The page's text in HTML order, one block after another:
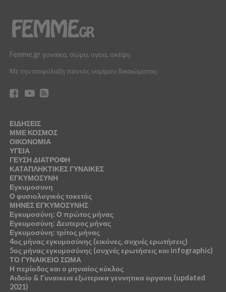
Femme.gr γυναίκα, σώμα, υγεια, σκέψη
Με την επιφύλαξη παντός νομίμου δικαιώματος.
ΕΙΔΗΣΕΙΣ
ΜΜΕ ΚΟΣΜΟΣ
ΟΙΚΟΝΟΜΙΑ
ΥΓΕΙΑ
ΓΕΥΣΗ ΔΙΑΤΡΟΦΗ
ΚΑΤΑΠΛΗΚΤΙΚΕΣ ΓΥΝΑΙΚΕΣ
ΕΓΚΥΜΟΣΥΝΗ
Εγκυμοσυνη
Ο φυσιολογικός τοκετός
ΜΗΝΕΣ ΕΓΚΥΜΟΣΥΝΗΣ
Εγκυμοσύνη: Ο πρώτος μήνας
Εγκυμοσύνη: Δευτερος μήνας
Εγκυμοσύνη: τρίτος μήνας
4ος μήνας εγκυμοσύνης (εικόνες, συχνές ερωτήσεις)
5ος μήνας εγκυμοσύνης (συχνές ερωτήσεις και infographic)
ΤΟ ΓΥΝΑΙΚΕΙΟ ΣΩΜΑ
Η περίοδος και ο μηνιαίος κύκλος
Αιδοίο & Γυναικεια εξωτερικα γεννητικα οργανα (updated
2021)